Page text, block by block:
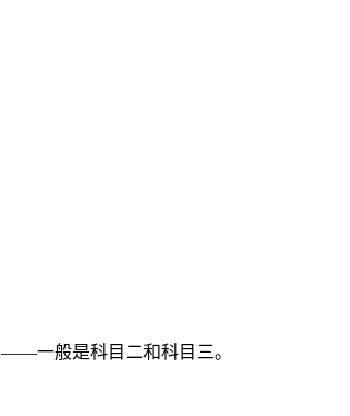
一般是科目二和科目三。